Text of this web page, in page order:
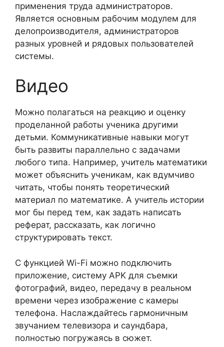
применения труда администраторов.
Является основным рабочим модулем для
делопроизводителя, администраторов
разных уровней и рядовых пользователей
системы.
Видео
Можно полагаться на реакцию и оценку
проделанной работы ученика другими
детьми. Коммуникативные навыки могут
быть развиты параллельно с задачами
любого типа. Например, учитель математики
может объяснить ученикам, как вдумчиво
читать, чтобы понять теоретический
материал по математике. А учитель истории
мог бы перед тем, как задать написать
реферат, рассказать, как логично
структурировать текст.
С функцией Wi-Fi можно подключить
приложение, систему APK для съемки
фотографий, видео, передачу в реальном
времени через изображение с камеры
телефона. Наслаждайтесь гармоничным
звучанием телевизора и саундбара,
полностью погружаясь в сюжет.